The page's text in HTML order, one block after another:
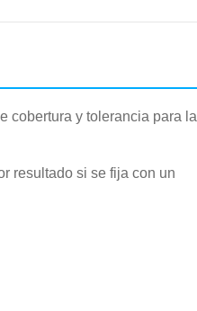
cobertura y tolerancia para la
resultado si se fija con un